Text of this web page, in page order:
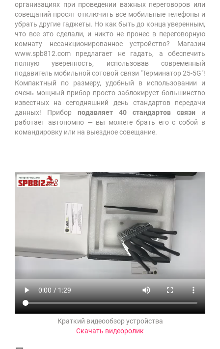
организациях при проведении важных переговоров или
совещаний просят отключить все мобильные телефоны и
убрать другие гаджеты. Но как быть до конца уверенным,
что все это сделали, и никто не пронес в переговорную
комнату несанкционированное устройство? Магазин
www.spb812.com предлагает не гадать, а обеспечить
полную уверенность, использовав современный
подавитель мобильной сотовой связи "Терминатор 25-5G"!
Компактный по размеру, удобный в использовании и
очень мощный прибор просто заблокирует большинство
известных на сегодняшний день стандартов передачи
данных! Прибор подавляет 40 стандартов связи и
работает автономно — вы можете брать его с собой в
командировку или на выездное совещание.
Краткий видеообзор устройства
Скачать видеоролик